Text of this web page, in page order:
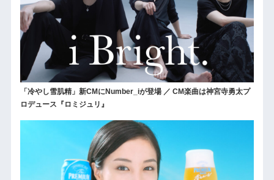
「冷やし雪肌精」新CMにNumber_iが登場 ／ CM楽曲は神宮寺勇太プ
ロデュース『ロミジュリ』